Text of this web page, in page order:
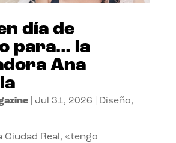
día de
para… la
Ana
| Jul 31, 2026 Diseño,
Ciudad Real, «tengo